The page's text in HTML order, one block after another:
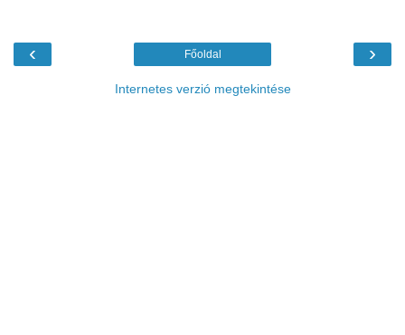
‹ ›
Főoldal
Internetes verzió megtekintése